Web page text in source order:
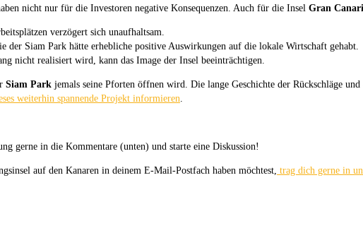
nicht nur für die Investoren negative Konsequenzen. Auch für die Insel Gran
verzögert sich unaufhaltsam.
der Siam Park hätte erhebliche positive Auswirkungen auf die lokale Wirtschaft gehabt.
nicht realisiert wird, kann das Image der Insel beeinträchtigen.
Siam Park jemals seine Pforten öffnen wird. Die lange Geschichte der Rückschläge
weiterhin spannende Projekt informieren.
gerne in die Kommentare (unten) und starte eine Diskussion!
auf den Kanaren in deinem E-Mail-Postfach haben möchtest, trag dich gerne in